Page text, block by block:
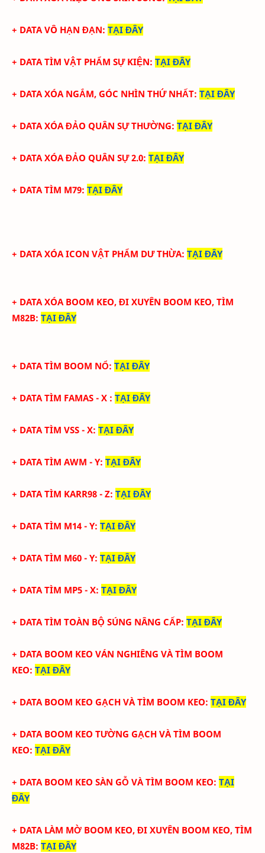
+ DATA VÔ HẠN ĐẠN: TẠI ĐÂY
+ DATA TÌM VẬT PHẨM SỰ KIỆN: TẠI ĐÂY
+ DATA XÓA NGẮM, GÓC NHÌN THỨ NHẤT: TẠI ĐÂY
+ DATA XÓA ĐẢO QUÂN SỰ THƯỜNG: TẠI ĐÂY
+ DATA XÓA ĐẢO QUÂN SỰ 2.0: TẠI ĐÂY
+ DATA TÌM M79: TẠI ĐÂY
+ DATA XÓA ICON VẬT PHẨM DƯ THỪA: TẠI ĐÂY
+ DATA XÓA BOOM KEO, ĐI XUYÊN BOOM KEO, TÌM
M82B: TẠI ĐÂY
+ DATA TÌM BOOM NỔ: TẠI ĐÂY
+ DATA TÌM FAMAS - X : TẠI ĐÂY
+ DATATÌM VSS - X: TẠI ĐÂY
+ DATATÌM AWM - Y: TẠI ĐÂY
+ DATATÌM KARR98 - Z: TẠI ĐÂY
+ DATATÌM M14 - Y: TẠI ĐÂY
+ DATATÌM M60 - Y: TẠI ĐÂY
+ DATATÌM MP5 - X: TẠI ĐÂY
+ DATATÌM TOÀN BỘ SÚNG NÂNG CẤP: TẠI ĐÂY
+ DATA BOOM KEO VÁN NGHIÊNG VÀ TÌM BOOM
KEO: TẠI ĐÂY
+ DATA BOOM KEO GẠCH VÀ TÌM BOOM KEO: TẠI ĐÂY
+ DATA BOOM KEO TƯỜNG GẠCH VÀ TÌM BOOM
KEO: TẠI ĐÂY
+ DATA BOOM KEO SÀN GỖ VÀ TÌM BOOM KEO: TẠI
ĐÂY
+ DATA LÀM MỜ BOOM KEO, ĐI XUYÊN BOOM KEO, TÌM
M82B: TẠI ĐÂY